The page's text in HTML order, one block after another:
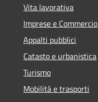
Vita lavorativa
Imprese e Commercio
Appalti pubblici
Catasto e urbanistica
Turismo
Mobilità e trasporti